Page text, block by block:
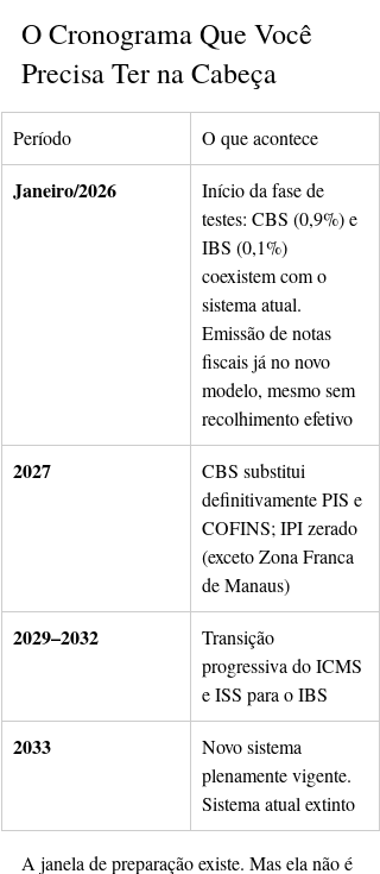
O Cronograma Que Você
Precisa Ter na Cabeça
Período O que acontece
Janeiro/2026
Início da fase de
testes: CBS (0,9%) e
IBS (0,1%)
coexistem com o
sistema atual.
Emissão de notas
fiscais já no novo
modelo, mesmo sem
recolhimento efetivo
2027
CBS substitui
definitivamente PIS e
COFINS; IPI zerado
(exceto Zona Franca
de Manaus)
2029–2032
Transição
progressiva do ICMS
e ISS para o IBS
2033
Novo sistema
plenamente vigente.
Sistema atual extinto
A janela de preparação existe. Mas ela não é